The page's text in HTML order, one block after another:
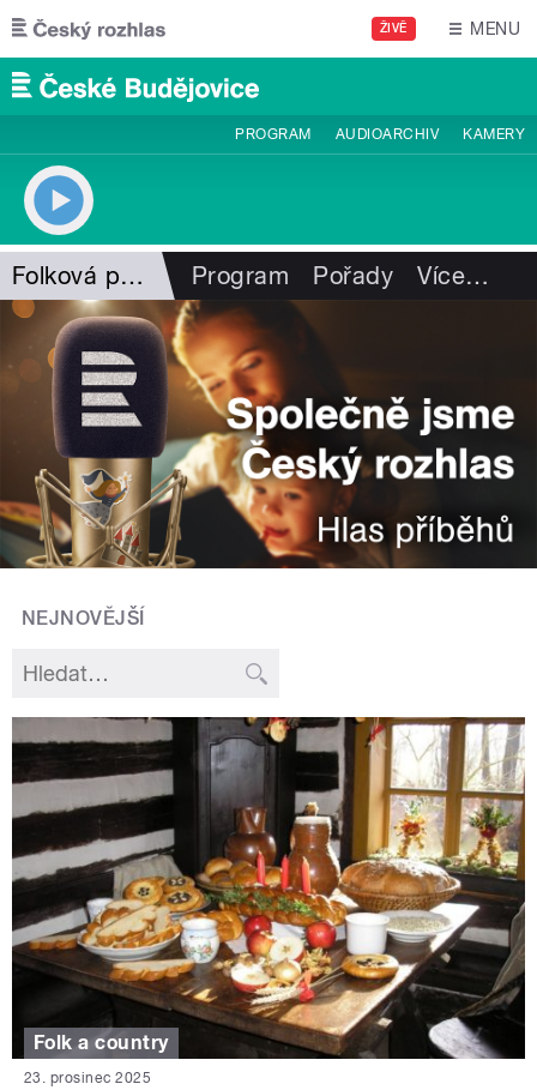
Přejít k hlavnímu obsahu
ŽIVĚ MENU
PROGRAM AUDIOARCHIV KAMERY
Folková pohlazení Program Pořady Více…
NEJNOVĚJŠÍ
Folk a country
23. prosinec 2025